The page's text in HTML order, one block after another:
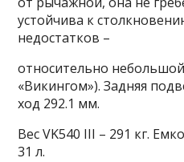
устойчива к
недостатков –
относительно
«Викингом»). Задняя
ход 292.1 мм.
Вес VK540 III – 291 кг.
31 л.